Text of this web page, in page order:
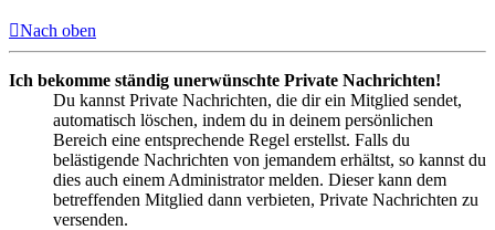
Nach oben
Ich bekomme ständig unerwünschte Private Nachrichten!
Du kannst Private Nachrichten, die dir ein Mitglied sendet,
automatisch löschen, indem du in deinem persönlichen
Bereich eine entsprechende Regel erstellst. Falls du
belästigende Nachrichten von jemandem erhältst, so kannst du
dies auch einem Administrator melden. Dieser kann dem
betreffenden Mitglied dann verbieten, Private Nachrichten zu
versenden.